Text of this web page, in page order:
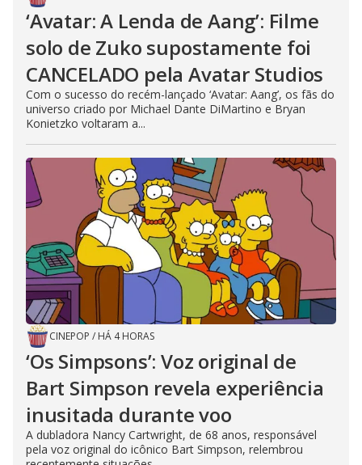
‘Avatar: A Lenda de Aang’: Filme
solo de Zuko supostamente foi
CANCELADO pela Avatar Studios
Com o sucesso do recém-lançado ‘Avatar: Aang’, os fãs do
universo criado por Michael Dante DiMartino e Bryan
Konietzko voltaram a...
CINEPOP / HÁ 4 HORAS
‘Os Simpsons’: Voz original de
Bart Simpson revela experiência
inusitada durante voo
A dubladora Nancy Cartwright, de 68 anos, responsável
pela voz original do icônico Bart Simpson, relembrou